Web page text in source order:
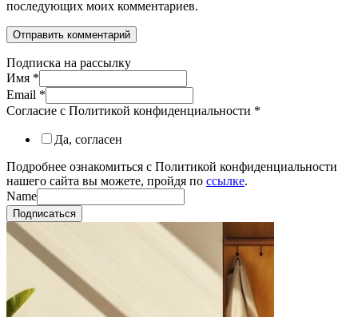
последующих моих комментариев.
Подписка на рассылку
Имя *
Email *
Согласие с Политикой конфиденциальности *
Да, согласен
Подробнее ознакомиться с Политикой конфиденциальности
нашего сайта вы можете, пройдя по ссылке.
Name
Подписаться